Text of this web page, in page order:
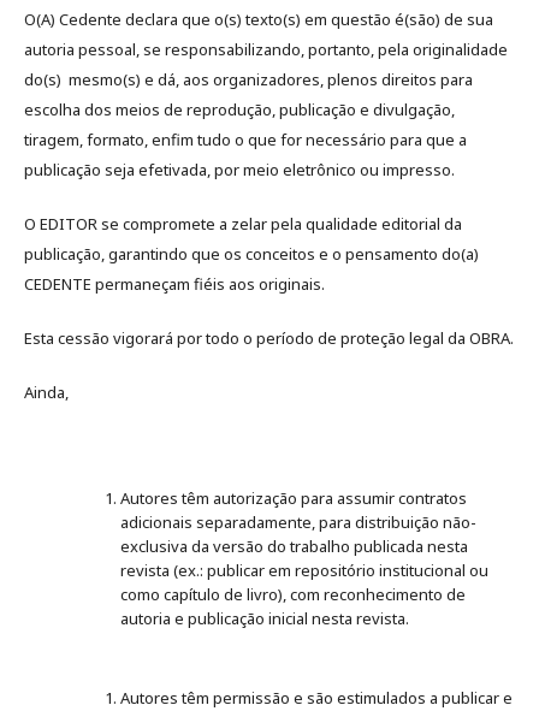
O(A) Cedente declara que o(s) texto(s) em questão é(são) de sua
autoria pessoal, se responsabilizando, portanto, pela originalidade
do(s) mesmo(s) e dá, aos organizadores, plenos direitos para
escolha dos meios de reprodução, publicação e divulgação,
tiragem, formato, enfim tudo o que for necessário para que a
publicação seja efetivada, por meio eletrônico ou impresso.
O EDITOR se compromete a zelar pela qualidade editorial da
publicação, garantindo que os conceitos e o pensamento do(a)
CEDENTE permaneçam fiéis aos originais.
Esta cessão vigorará por todo o período de proteção legal da OBRA.
Ainda,
Autores têm autorização para assumir contratos
adicionais separadamente, para distribuição não-
exclusiva da versão do trabalho publicada nesta
revista (ex.: publicar em repositório institucional ou
como capítulo de livro), com reconhecimento de
autoria e publicação inicial nesta revista.
Autores têm permissão e são estimulados a publicar e